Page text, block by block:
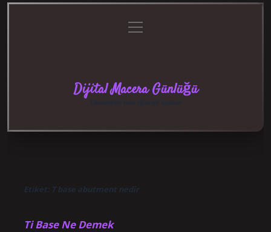
menüyü
aç
Dijital Macera Günlüğü
Etiket: T base abutment nedir
Ti Base Ne Demek